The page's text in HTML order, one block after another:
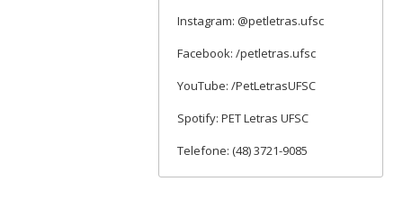
Instagram: @petletras.ufsc
Facebook: /petletras.ufsc
YouTube: /PetLetrasUFSC
Spotify: PET Letras UFSC
Telefone: (48) 3721-9085